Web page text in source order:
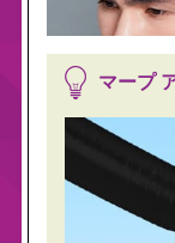
マープ